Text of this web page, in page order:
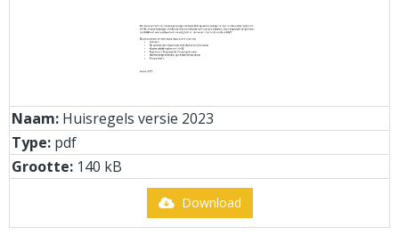
Naam: Huisregels versie 2023
Type: pdf
Grootte: 140 kB
Download